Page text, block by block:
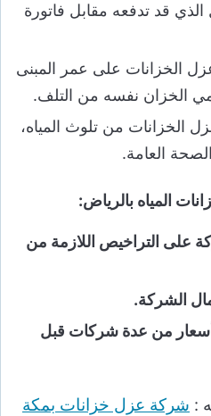
قد تدفعه مقابل فاتورة
الخزانات على عمر المبنى
الخزان نفسه من التلف.
الخزانات من تلوث المياه،
العامة.
المياه بالرياض:
على التراخيص اللازمة من
الشركة.
من عدة شركات قبل
: شركة عزل خزانات بمكة